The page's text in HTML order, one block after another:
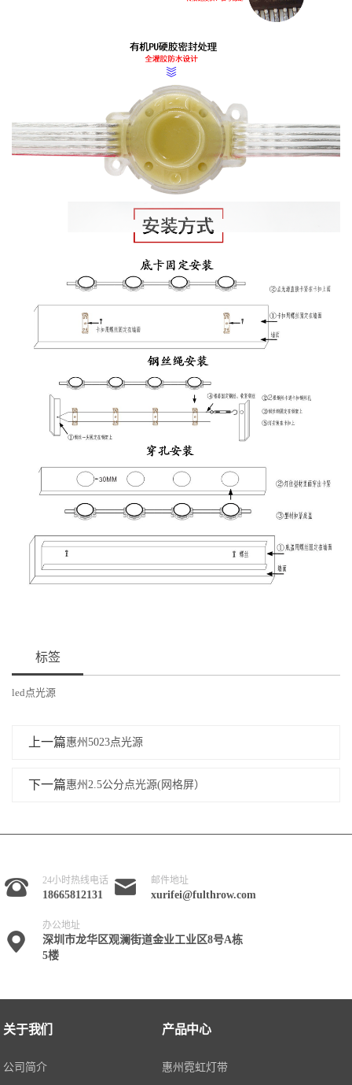
标签
led点光源
上一篇惠州5023点光源
下一篇惠州2.5公分点光源(网格屏）
24小时热线电话
18665812131
邮件地址
xurifei@fulthrow.com
办公地址
深圳市龙华区观澜街道金业工业区8号A栋
5楼
关于我们
公司简介
产品中心
惠州霓虹灯带